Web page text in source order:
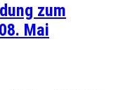
zum
Mai